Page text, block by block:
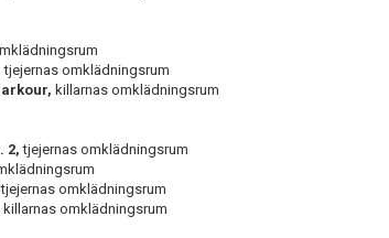
tjejernas omklädningsrum
killarnas omklädningsrum
2,tjejernas omklädningsrum
tjejernas omklädningsrum
killarnas omklädningsrum